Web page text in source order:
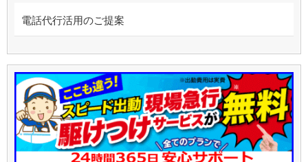
電話代行活用のご提案